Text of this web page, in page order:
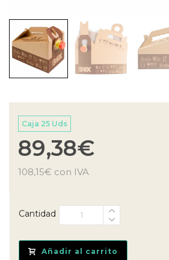
Caja 25 Uds
89,38€
108,15€ con IVA
Cantidad
Añadir al carrito